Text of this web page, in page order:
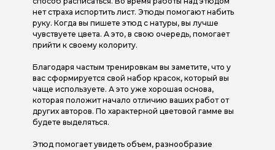
нет страха испортить лист. Этюды помогают набить
руку. Когда вы пишете этюд с натуры, вы лучше
чувствуете цвета. А это, в свою очередь, помогает
прийти к своему колориту.
Благодаря частым тренировкам вы заметите, что у
вас сформируется свой набор красок, который вы
чаще используете. А это уже хорошая основа,
которая положит начало отличию ваших работ от
других авторов. По характерной цветовой гамме вы
будете выделяться.
Этюд помогает увидеть объем, разнообразие